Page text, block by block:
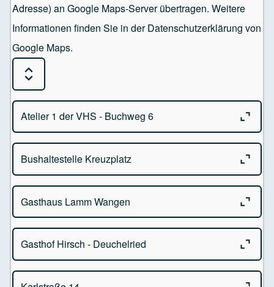
Adresse) an Google Maps-Server übertragen. Weitere
Informationen finden Sie in der Datenschutzerklärung von
Google Maps.
Expand or Collapse all sections
Atelier 1 der VHS - Buchweg 6 Close
Atelier 1 der VHS
Bushaltestelle Kreuzplatz Close
Kreuzplatz - 88239 Wangen im Allgäu
Gasthaus Lamm Wangen Close
Gasthaus Lamm Bindstr. 60
Gasthof Hirsch - Deuchelried Close
Close